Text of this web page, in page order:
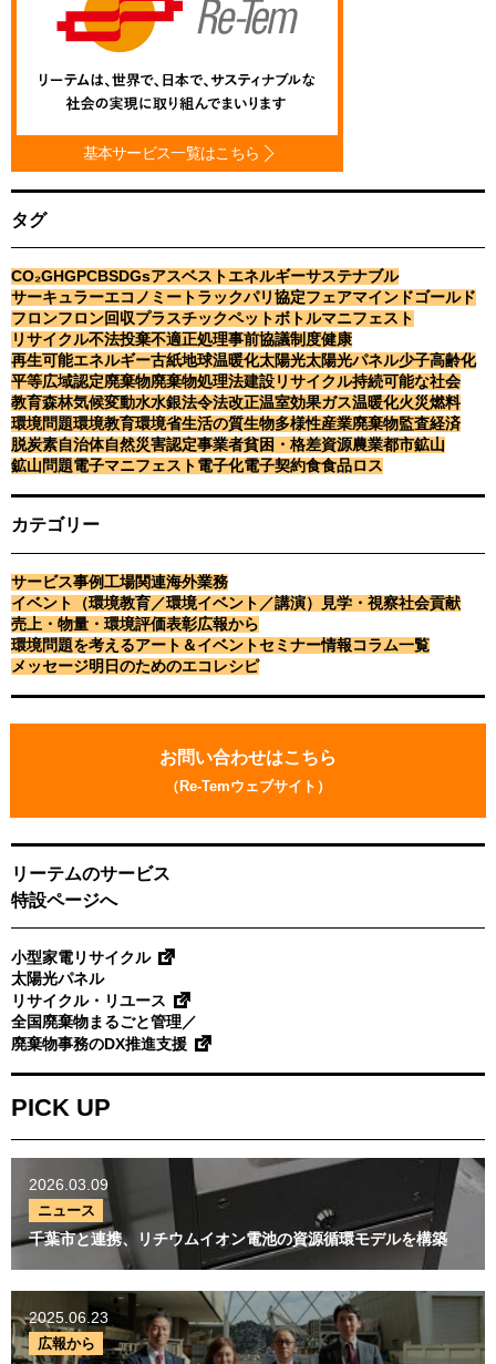
基本サービス一覧はこちら
タグ
CO₂GHG PCBSDGsアスベスト エネルギーサステナブル
サーキュラーエコノミー トラックパリ協定フェアマインドゴールド
フロンフロン回収プラスチックペットボトルマニフェスト
リサイクル不法投棄不適正処理事前協議制度健康
再生可能エネルギー古紙地球温暖化太陽光太陽光パネル少子高齢化
平等広域認定廃棄物廃棄物処理法建設リサイクル持続可能な社会
教育森林気候変動水水銀法令法改正温室効果ガス温暖化火災燃料
環境問題環境教育環境省生活の質生物多様性産業廃棄物監査経済
脱炭素自治体自然災害認定事業者貧困・格差資源農業都市鉱山
鉱山問題電子マニフェスト 電子化電子契約食食品ロス
カテゴリー
サービス事例工場関連海外業務
イベント（環境教育／環境イベント／講演）
見学・視察社会貢献
売上・物量・環境評価表彰広報から
環境問題を考えるアート＆イベントセミナー情報 コラム一覧
メッセージ明日のためのエコレシピ
お
お問い合わせはこちら
（Re-Temウェブサイト）
リーテムのサービス
特設ページへ
小型家電リサイクル
太陽光パネル
リサイクル・リユース
全国廃棄物まるごと管理／
廃棄物事務のDX推進支援
PICK UP
2026.03.09
ニュース
千葉市と連携、リチウムイオン電池の資源循環モデルを構築
2025.06.23
広報から